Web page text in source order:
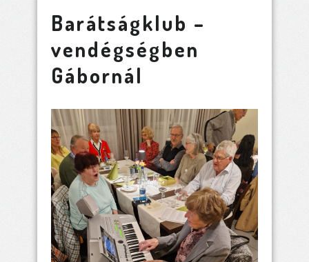
Barátságklub –
vendégségben
Gábornál